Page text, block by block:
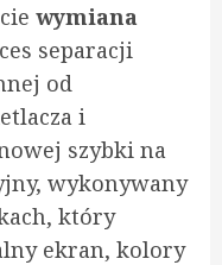
wymiana
separacji
od
i
szybki na
wykonywany
który
ekran, kolory